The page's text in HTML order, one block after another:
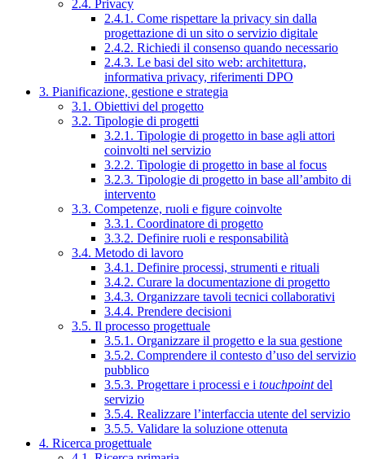
2.4. Privacy
2.4.1. Come rispettare la privacy sin dalla
progettazione di un sito o servizio digitale
2.4.2. Richiedi il consenso quando necessario
2.4.3. Le basi del sito web: architettura,
informativa privacy, riferimenti DPO
3. Pianificazione, gestione e strategia
3.1. Obiettivi del progetto
3.2. Tipologie di progetti
3.2.1. Tipologie di progetto in base agli attori
coinvolti nel servizio
3.2.2. Tipologie di progetto in base al focus
3.2.3. Tipologie di progetto in base all’ambito di
intervento
3.3. Competenze, ruoli e figure coinvolte
3.3.1. Coordinatore di progetto
3.3.2. Definire ruoli e responsabilità
3.4. Metodo di lavoro
3.4.1. Definire processi, strumenti e rituali
3.4.2. Curare la documentazione di progetto
3.4.3. Organizzare tavoli tecnici collaborativi
3.4.4. Prendere decisioni
3.5. Il processo progettuale
3.5.1. Organizzare il progetto e la sua gestione
3.5.2. Comprendere il contesto d’uso del servizio
pubblico
3.5.3. Progettare i processi e i touchpointdel
servizio
3.5.4. Realizzare l’interfaccia utente del servizio
3.5.5. Validare la soluzione ottenuta
4. Ricerca progettuale